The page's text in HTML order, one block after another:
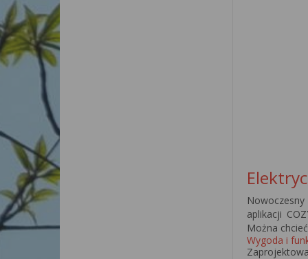
aplikacji
Można
Wygoda i